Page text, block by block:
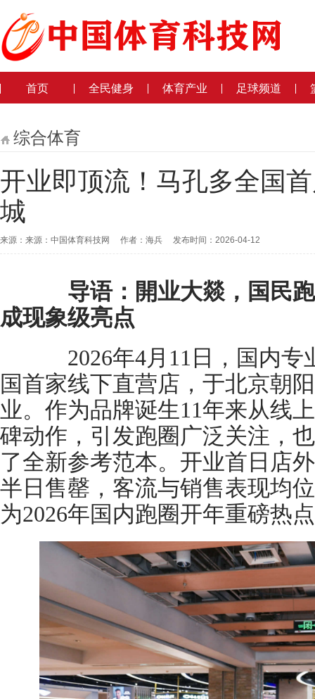
首页 全民健身 体育产业 足球频道
综合体育
开业即顶流！马孔多全国
城
来源：来源：中国体育科技网 作者：海兵 发布时间：2026-04-12
导语：開业大燚，国民
成现象级亮点
2026年4月11日，国内专
国首家线下直营店，于北京朝
业。作为品牌诞生11年来从线
碑动作，引发跑圈广泛关注，
了全新参考范本。开业首日店
半日售罄，客流与销售表现均
为2026年国内跑圈开年重磅热